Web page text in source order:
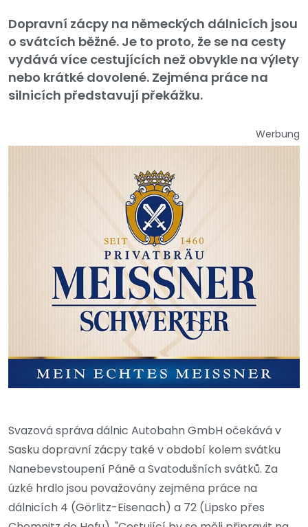
Dopravní zácpy na německých dálnicích jsou
o svátcích běžné. Je to proto, že se na cesty
vydává více cestujících než obvykle na výlety
nebo krátké dovolené. Zejména práce na
silnicích představují překážku.
Werbung
Svazová správa dálnic Autobahn GmbH očekává v
Sasku dopravní zácpy také v období kolem svátku
Nanebevstoupení Páně a Svatodušních svátků. Za
úzké hrdlo jsou považovány zejména práce na
dálnicích 4 (Görlitz-Eisenach) a 72 (Lipsko přes